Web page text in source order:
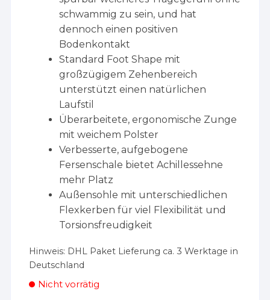
schwammig zu sein, und hat
dennoch einen positiven
Bodenkontakt
Standard Foot Shape mit
großzügigem Zehenbereich
unterstützt einen natürlichen
Laufstil
Überarbeitete, ergonomische Zunge
mit weichem Polster
Verbesserte, aufgebogene
Fersenschale bietet Achillessehne
mehr Platz
Außensohle mit unterschiedlichen
Flexkerben für viel Flexibilität und
Torsionsfreudigkeit
Hinweis: DHL Paket Lieferung ca. 3 Werktage in
Deutschland
Nicht vorrätig